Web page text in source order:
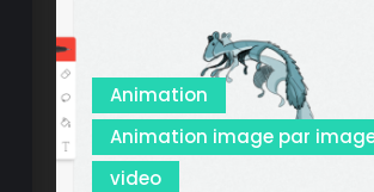
Animation
Animation image par
video